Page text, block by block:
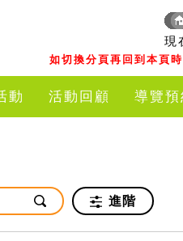
現
如切換分頁再回到本頁
動 活動回顧 導覽預
進階